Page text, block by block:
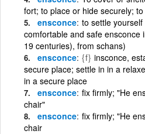
fort; to place or hide securely;
ensconce to settle
comfortable and safe ensconce
19 centuries), from schans)
ensconce {f} insconce,
secure place; settle in in a
in a secure place
ensconce fix firmly; "He
chair"
ensconce fix firmly; "He
chair